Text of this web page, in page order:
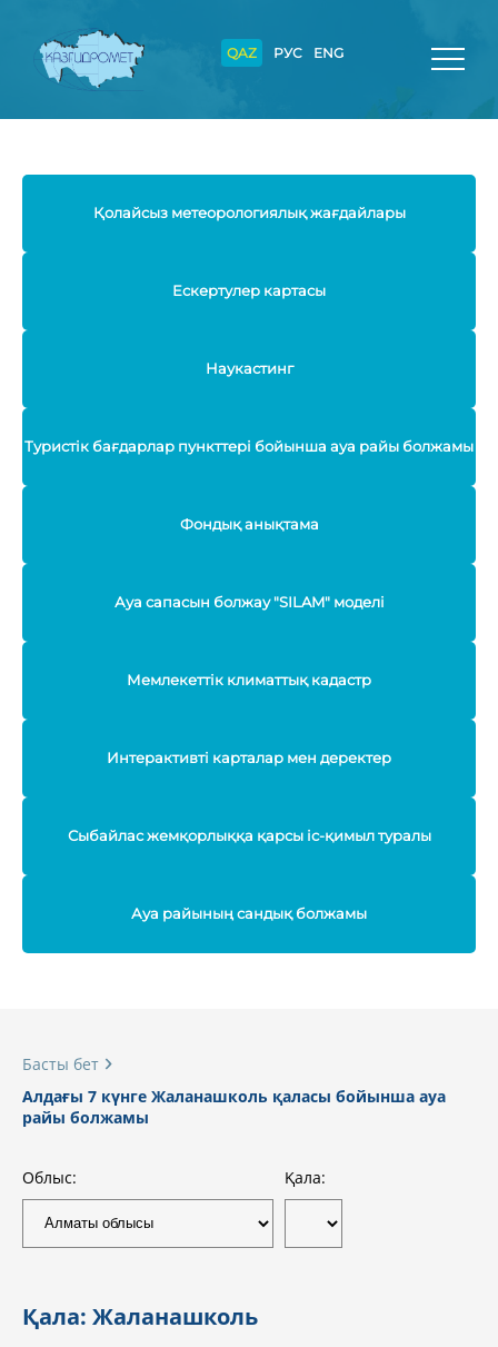
QAZ РУС ENG
Қолайсыз метеорологиялық жағдайлары
Ескертулер картасы
Наукастинг
Туристік бағдарлар пункттері бойынша ауа райы болжамы
Фондық анықтама
Ауа сапасын болжау "SILAM" моделі
Мемлекеттік климаттық кадастр
Интерактивті карталар мен деректер
Сыбайлас жемқорлыққа қарсы іс-қимыл туралы
Ауа райының сандық болжамы
Басты бет
Алдағы 7 күнге Жаланашколь қаласы бойынша ауа
райы болжамы
Облыс: Қала:
Қала: Жаланашколь